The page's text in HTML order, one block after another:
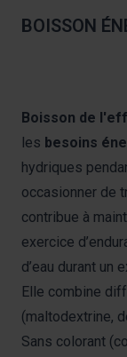
BOISSON
Boisson de
les besoins
hydriques
occasionner de
contribue à
exercice
d’eau durant un
Elle combine
(maltodextrine,
Sans colorant